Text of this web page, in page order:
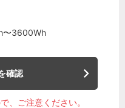
〜3600Wh
確認
、ご注意ください。